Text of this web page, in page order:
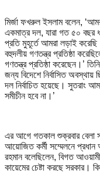
মির্জা ফখরুল ইসলাম বলেন,
একমাত্র দল, যারা গত ৫০ বছর
প্রতি মুহূর্তে আমরা লড়াই
বহুদলীয় গণতন্ত্র প্রতিষ্ঠা
গণতন্ত্র প্রতিষ্ঠা করেছেন।’
জন্য বিদেশে নির্বাসিত
দল নির্বাচিত হয়েছে। সুতরাং
সমীচীন হবে না।’
এর আগে গতকাল শুক্রবার বেলা
আয়োজিত কর্মী সম্মেলনে প্রধান
রহমান বলেছিলেন, বিগত
কায়েমের চেষ্টা করছে সরকার।